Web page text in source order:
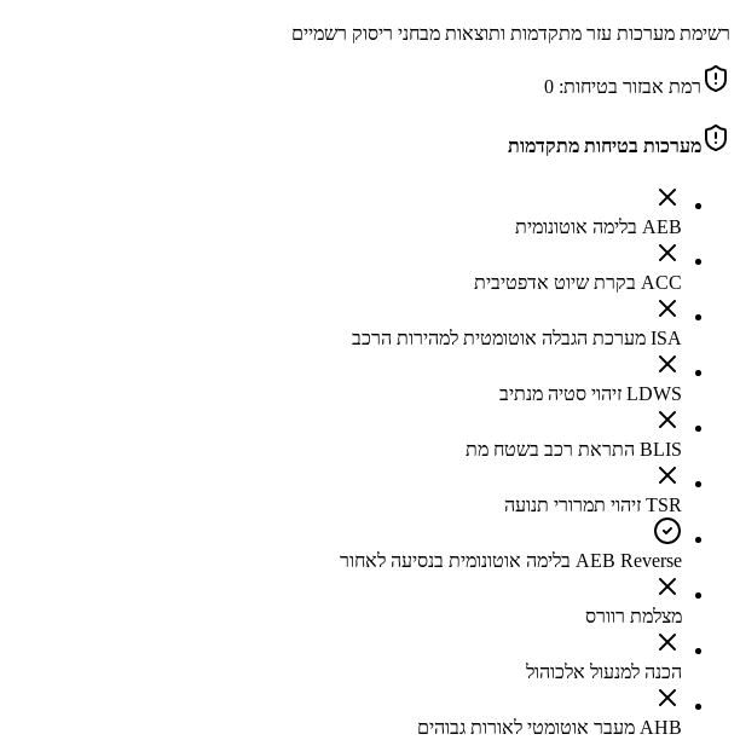
רשימת מערכות עזר מתקדמות ותוצאות מבחני ריסוק רשמיים
רמת אבזור בטיחות: 0
מערכות בטיחות מתקדמות
AEB בלימה אוטונומית
ACC בקרת שיוט אדפטיבית
ISA מערכת הגבלה אוטומטית למהירות הרכב
LDWS זיהוי סטיה מנתיב
BLIS התראת רכב בשטח מת
TSR זיהוי תמרורי תנועה
AEB Reverse בלימה אוטונומית בנסיעה לאחור
מצלמת רוורס
הכנה למנעול אלכוהול
AHB מעבר אוטומטי לאורות גבוהים